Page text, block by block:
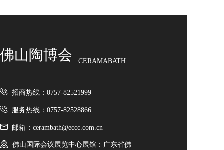
佛山陶博会 CERAMABATH
招商热线：0757-82521999
服务热线：0757-82528866
邮箱：cerambath@eccc.com.cn
佛山国际会议展览中心展馆：广东省佛